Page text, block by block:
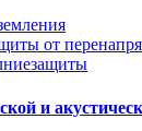
от
и